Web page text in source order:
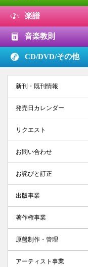
楽譜
音楽教則
CD/DVD/その他
新刊・既刊情報
発売日カレンダー
リクエスト
お問い合わせ
お詫びと訂正
出版事業
著作権事業
原盤制作・管理
アーティスト事業